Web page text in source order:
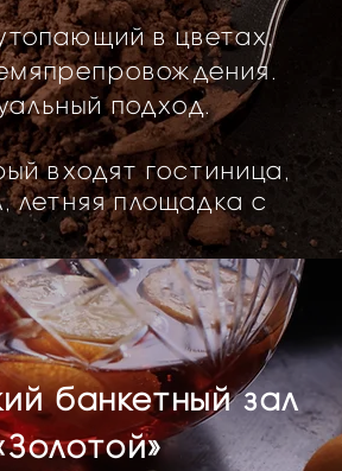
в цветах,
подход.
входят гостиница,
летняя площадка с
банкетный зал